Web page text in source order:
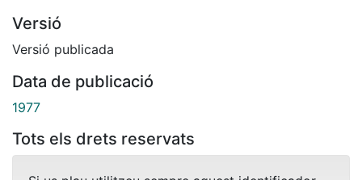
Versió
Versió publicada
Data de publicació
1977
Tots els drets reservats